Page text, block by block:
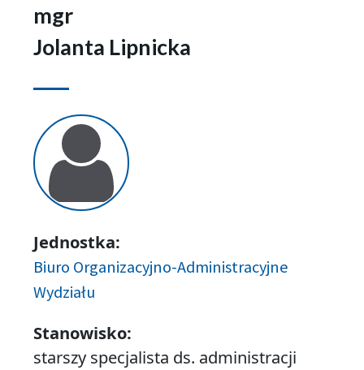
mgr
Jolanta Lipnicka
Jednostka:
Biuro Organizacyjno-Administracyjne
Wydziału
Stanowisko:
starszy specjalista ds. administracji